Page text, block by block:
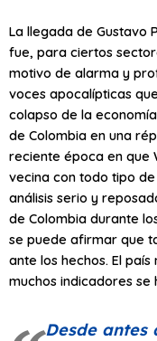
La llegada de Gustavo
fue, para ciertos
motivo de alarma y
voces apocalípticas
colapso de la
de Colombia en una
reciente época en que
vecina con todo tipo
análisis serio y
de Colombia durante
se puede afirmar que
ante los hechos. El
muchos indicadores
Desde antes